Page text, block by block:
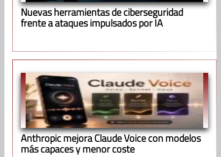
Nuevas herramientas de ciberseguridad
frente a ataques impulsados por IA
Anthropic mejora Claude Voice con modelos
más capaces y menor coste